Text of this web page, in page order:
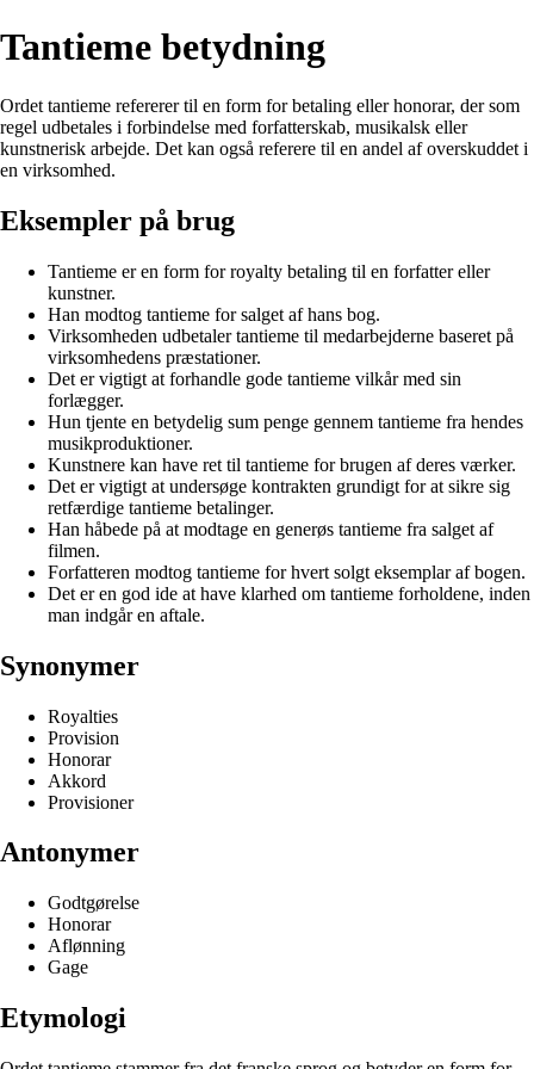
Tantieme betydning
Ordet tantieme refererer til en form for betaling eller honorar, der som
regel udbetales i forbindelse med forfatterskab, musikalsk eller
kunstnerisk arbejde. Det kan også referere til en andel af overskuddet i
en virksomhed.
Eksempler på brug
Tantieme er en form for royalty betaling til en forfatter eller
kunstner.
Han modtog tantieme for salget af hans bog.
Virksomheden udbetaler tantieme til medarbejderne baseret på
virksomhedens præstationer.
Det er vigtigt at forhandle gode tantieme vilkår med sin
forlægger.
Hun tjente en betydelig sum penge gennem tantieme fra hendes
musikproduktioner.
Kunstnere kan have ret til tantieme for brugen af deres værker.
Det er vigtigt at undersøge kontrakten grundigt for at sikre sig
retfærdige tantieme betalinger.
Han håbede på at modtage en generøs tantieme fra salget af
filmen.
Forfatteren modtog tantieme for hvert solgt eksemplar af bogen.
Det er en god ide at have klarhed om tantieme forholdene, inden
man indgår en aftale.
Synonymer
Royalties
Provision
Honorar
Akkord
Provisioner
Antonymer
Godtgørelse
Honorar
Aflønning
Gage
Etymologi